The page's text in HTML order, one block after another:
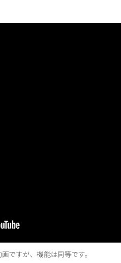
ですが、機能は同等です。